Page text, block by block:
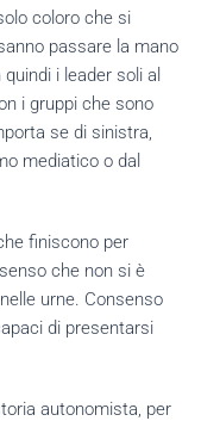
coloro che si
passare la mano
i leader soli al
i gruppi che sono
se di sinistra,
mediatico o dal
finiscono per
che non si è
urne. Consenso
di presentarsi
autonomista, per